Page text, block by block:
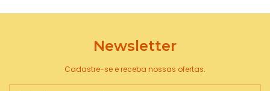
Newsletter
Cadastre-se e receba nossas ofertas.